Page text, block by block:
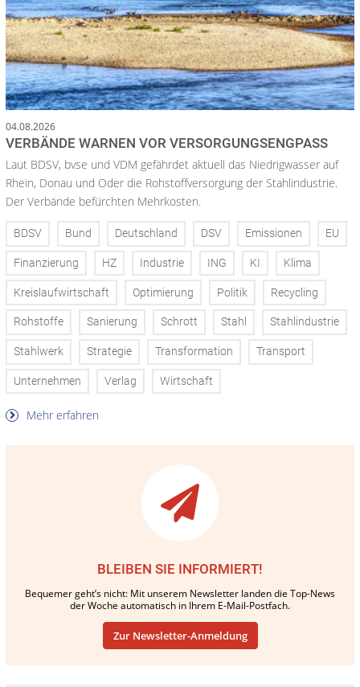
04.08.2026
VERBÄNDE WARNEN VOR VERSORGUNGSENGPASS
Laut BDSV, bvse und VDM gefährdet aktuell das Niedrigwasser auf
Rhein, Donau und Oder die Rohstoffversorgung der Stahlindustrie.
Der Verbände befürchten Mehrkosten.
BDSV Bund Deutschland DSV Emissionen EU
Finanzierung HZ Industrie ING KI Klima
Kreislaufwirtschaft Optimierung Politik Recycling
Rohstoffe Sanierung Schrott Stahl Stahlindustrie
Stahlwerk Strategie Transformation Transport
Unternehmen Verlag Wirtschaft
Mehr erfahren
BLEIBEN SIE INFORMIERT!
Bequemer geht’s nicht: Mit unserem Newsletter landen die Top-News
der Woche automatisch in Ihrem E-Mail-Postfach.
Zur Newsletter-Anmeldung